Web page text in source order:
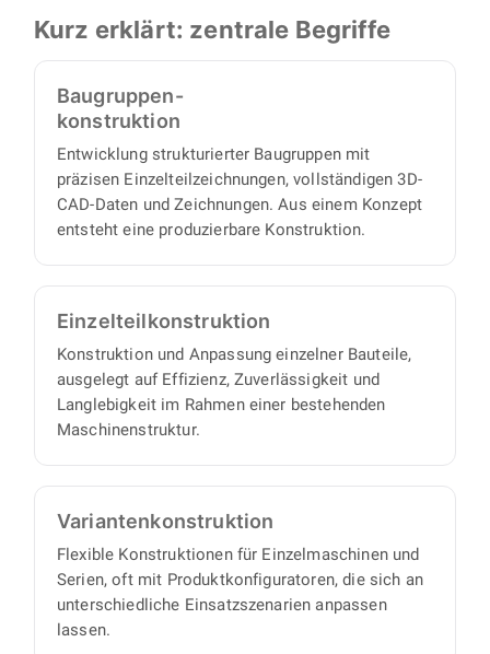
Umsetzung vollständig: Sie benötigen keinen
eigenen Projektmanager, denn wir arbeiten
Ihnen einen vollständigen Satz an
Konstruktionsunterlagen, mit minimalem
Abstimmungs- und Aufsichtsaufwand auf Ihrer
Seite.
Montagezeichnungen, Einzelteilzeichnungen
und strukturierte Stücklisten. Damit können Sie
beschaffen oder fertigen lassen.
Kurz erklärt: zentrale Begriffe
Baugruppen-
konstruktion
Entwicklung strukturierter Baugruppen mit
präzisen Einzelteilzeichnungen, vollständigen 3D-
CAD-Daten und Zeichnungen. Aus einem Konzept
entsteht eine produzierbare Konstruktion.
Einzelteil­konstruktion
Konstruktion und Anpassung einzelner Bauteile,
ausgelegt auf Effizienz, Zuverlässigkeit und
Langlebigkeit im Rahmen einer bestehenden
Maschinenstruktur.
Varianten­konstruktion
Flexible Konstruktionen für Einzelmaschinen und
Serien, oft mit Produktkonfiguratoren, die sich an
unterschiedliche Einsatzszenarien anpassen
lassen.